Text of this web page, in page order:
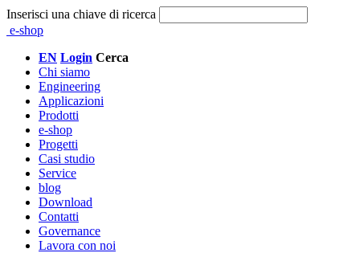
Inserisci una chiave di ricerca
e-shop
EN Login Cerca
Chi siamo
Engineering
Applicazioni
Prodotti
e-shop
Progetti
Casi studio
Service
blog
Download
Contatti
Governance
Lavora con noi